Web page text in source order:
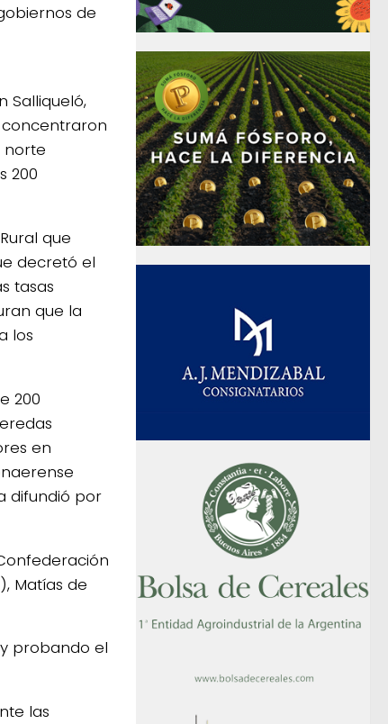
de
Salliqueló,
norte
200
que
decretó el
tasas
que la
los
200
en
difundió por
Matías de
probando el
las